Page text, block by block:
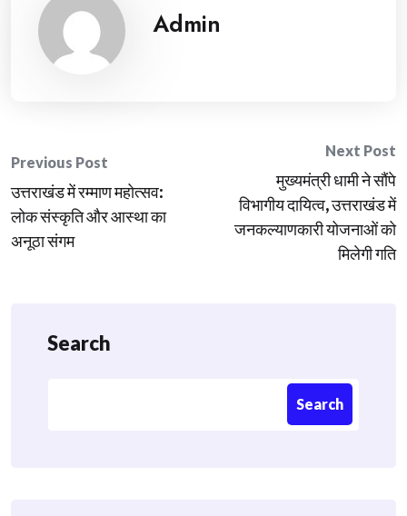
Admin
Post
navigation
Previous Post
उत्तराखंड में रम्माण महोत्सव:
लोक संस्कृति और आस्था का
अनूठा संगम
Next Post
मुख्यमंत्री धामी ने सौंपे
विभागीय दायित्व, उत्तराखंड में
जनकल्याणकारी योजनाओं को
मिलेगी गति
Search
Search